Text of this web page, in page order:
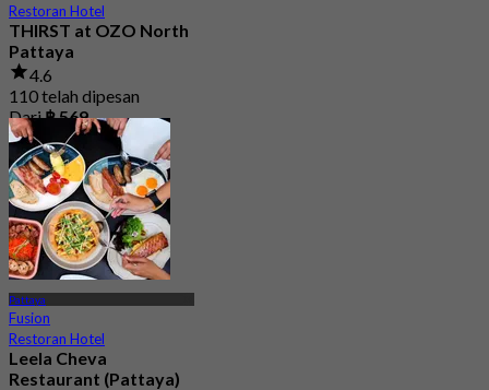
Restoran Hotel
THIRST at OZO North
Pattaya
4.6
110 telah dipesan
Dari฿ 569
Pattaya
Fusion
Restoran Hotel
Leela Cheva
Restaurant (Pattaya)